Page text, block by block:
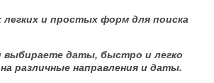
и простых форм для поиска
выбираете даты, быстро и легко
различные направления и даты.